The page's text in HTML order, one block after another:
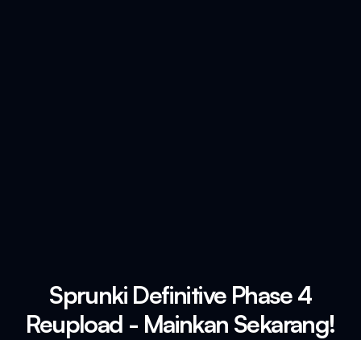
Sprunki Definitive Phase 4
Reupload - Mainkan Sekarang!